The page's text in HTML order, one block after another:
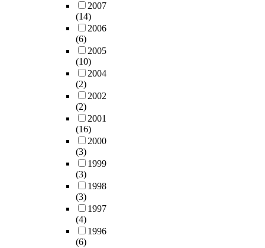
2007
(14)
2006
(6)
2005
(10)
2004
(2)
2002
(2)
2001
(16)
2000
(3)
1999
(3)
1998
(3)
1997
(4)
1996
(6)